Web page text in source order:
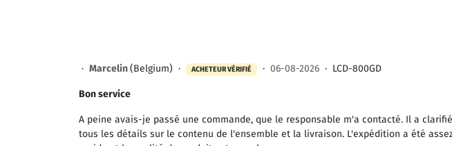
· Marcelin(Belgium) · ACHETEUR VÉRIFIÉ · 06-08-2026 · LCD-800GD
Bon service
A peine avais-je passé une commande, que le responsable m'a contacté. Il a clarifié
tous les détails sur le contenu de l'ensemble et la livraison. L'expédition a été